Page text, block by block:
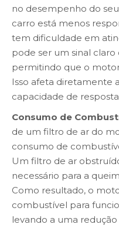
no desempenho do
carro está menos
tem dificuldade em
pode ser um sinal
permitindo que o
Isso afeta diretamente
capacidade de
Consumo de
de um filtro de ar do
consumo de
Um filtro de ar
necessário para a
Como resultado, o
combustível para
levando a uma